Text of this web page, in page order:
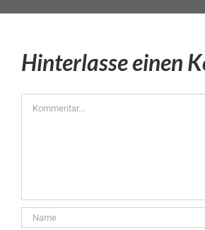
Hinterlasse einen